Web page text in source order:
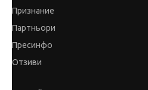
Признание
Партньори
Пресинфо
Отзиви